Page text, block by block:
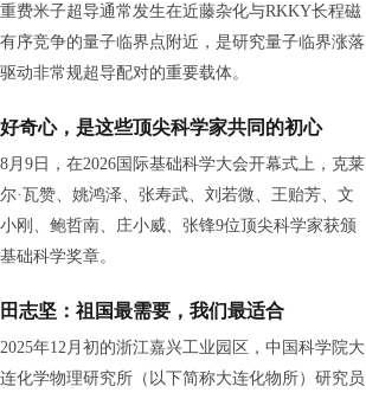
重费米子超导通常发生在近藤杂化与RKKY长程磁
有序竞争的量子临界点附近，是研究量子临界涨落
驱动非常规超导配对的重要载体。
好奇心，是这些顶尖科学家共同的初心
8月9日，在2026国际基础科学大会开幕式上，克莱
尔·瓦赞、姚鸿泽、张寿武、刘若微、王贻芳、文
小刚、鲍哲南、庄小威、张锋9位顶尖科学家获颁
基础科学奖章。
田志坚：祖国最需要，我们最适合
2025年12月初的浙江嘉兴工业园区，中国科学院大
连化学物理研究所（以下简称大连化物所）研究员